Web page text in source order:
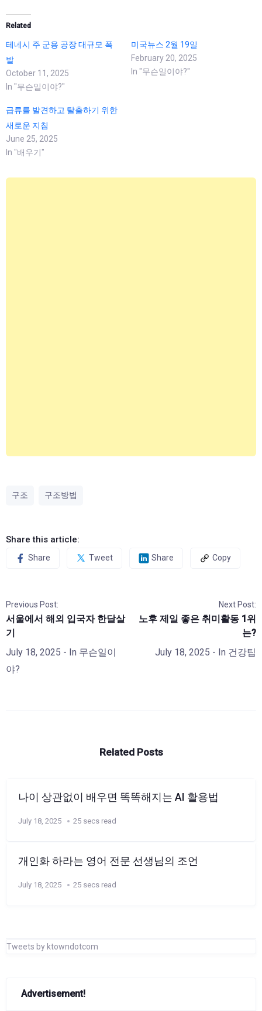
Related
테네시 주 군용 공장 대규모 폭
발
October 11, 2025
In "무슨일이야?"
미국뉴스 2월 19일
February 20, 2025
In "무슨일이야?"
급류를 발견하고 탈출하기 위한
새로운 지침
June 25, 2025
In "배우기"
구조 구조방법
Share this article:
Share Tweet Share Copy
Previous Post:
서울에서 해외 입국자 한달살
기
July 18, 2025 - In 무슨일이
야?
Next Post:
노후 제일 좋은 취미활동 1위
는?
July 18, 2025 - In 건강팁
Related Posts
나이 상관없이 배우면 똑똑해지는 AI 활용법
July 18, 2025 25 secs read
개인화 하라는 영어 전문 선생님의 조언
July 18, 2025 25 secs read
Tweets by ktowndotcom
Advertisement!